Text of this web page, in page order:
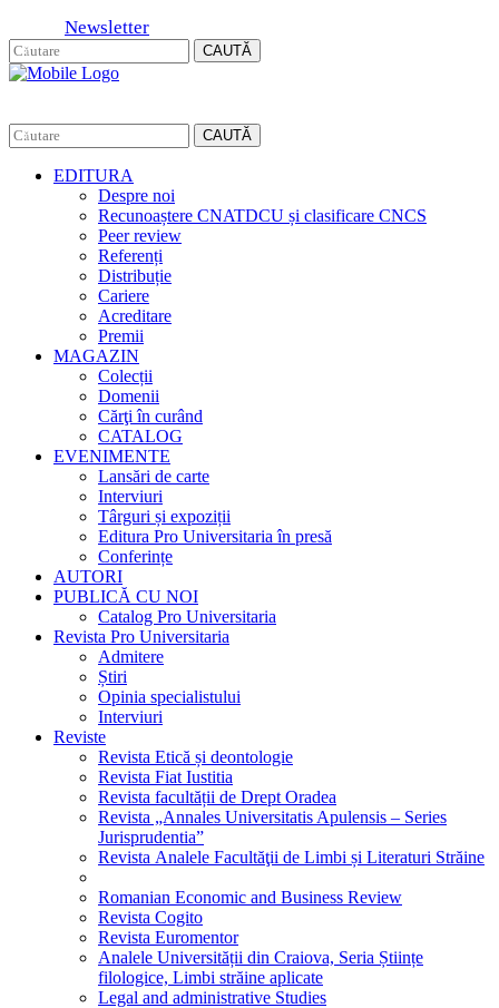
Newsletter
CAUTĂ
CAUTĂ
EDITURA
Despre noi
Recunoaștere CNATDCU și clasificare CNCS
Peer review
Referenți
Distribuție
Cariere
Acreditare
Premii
MAGAZIN
Colecții
Domenii
Cărţi în curând
CATALOG
EVENIMENTE
Lansări de carte
Interviuri
Târguri și expoziții
Editura Pro Universitaria în presă
Conferințe
AUTORI
PUBLICĂ CU NOI
Catalog Pro Universitaria
Revista Pro Universitaria
Admitere
Știri
Opinia specialistului
Interviuri
Reviste
Revista Etică și deontologie
Revista Fiat Iustitia
Revista facultății de Drept Oradea
Revista „Annales Universitatis Apulensis – Series
Jurisprudentia”
Revista Analele Facultăţii de Limbi și Literaturi Străine
Romanian Economic and Business Review
Revista Cogito
Revista Euromentor
Analele Universității din Craiova, Seria Științe
filologice, Limbi străine aplicate
Legal and administrative Studies